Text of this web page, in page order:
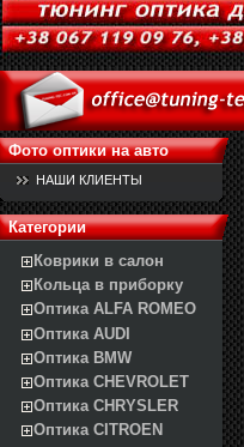
Фото оптики на авто
НАШИ КЛИЕНТЫ
Категории
Коврики в салон
Кольца в приборку
Оптика ALFA ROMEO
Оптика AUDI
Оптика BMW
Оптика CHEVROLET
Оптика CHRYSLER
Оптика CITROEN